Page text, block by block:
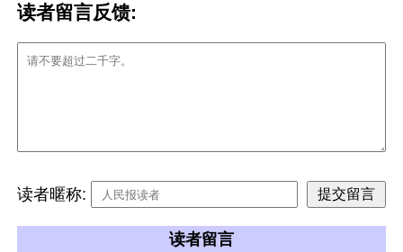
读者留言反馈:
读者暱称:
读者留言